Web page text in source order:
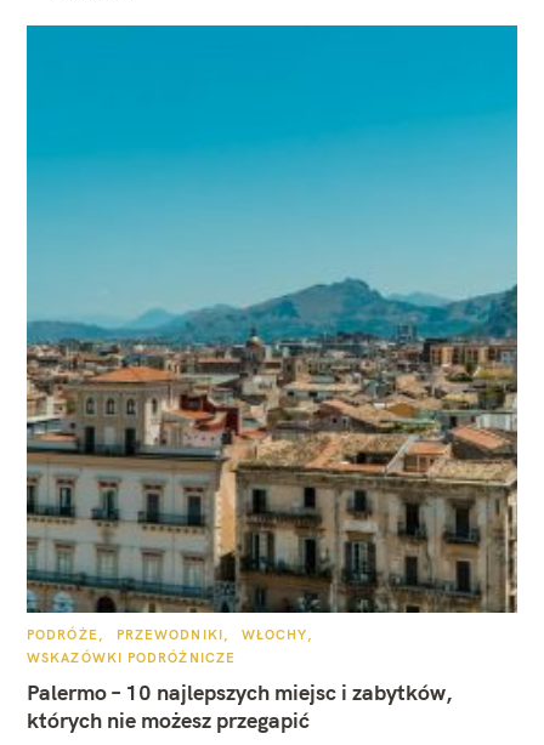
K
T
G
R
PODRÓŻE PRZEWODNIKI
WŁOCHY
WSKAZÓWKI PODRÓŻNICZE
Palermo – 10 najlepszych miejsc i zabytków,
których nie możesz przegapić